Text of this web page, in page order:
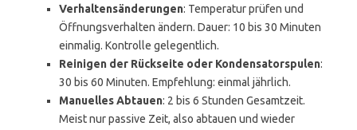
Verhaltensänderungen: Temperatur prüfen und
Öffnungsverhalten ändern. Dauer: 10 bis 30 Minuten
einmalig. Kontrolle gelegentlich.
Reinigen der Rückseite oder Kondensatorspulen:
30 bis 60 Minuten. Empfehlung: einmal jährlich.
Manuelles Abtauen: 2 bis 6 Stunden Gesamtzeit.
Meist nur passive Zeit, also abtauen und wieder